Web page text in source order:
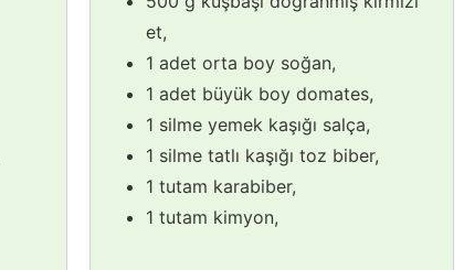
et,
1 adet orta boy soğan,
1 adet büyük boy domates,
1 silme yemek kaşığı salça,
1 silme tatlı kaşığı toz biber,
1 tutam karabiber,
1 tutam kimyon,